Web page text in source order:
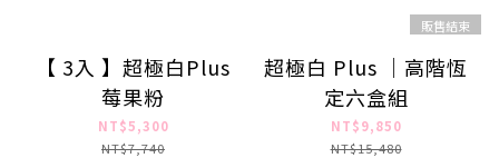
【 3入 】超極白Plus
莓果粉
NT$5,300
NT$7,740
販售結束
超極白 Plus ｜高階恆
定六盒組
NT$9,850
NT$15,480